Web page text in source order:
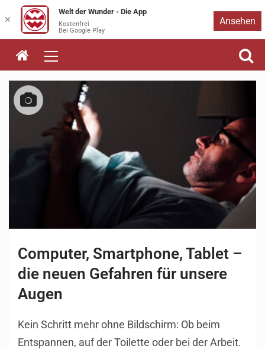
Zum
Inhalt
springen
Computer, Smartphone, Tablet –
die neuen Gefahren für unsere
Augen
Kein Schritt mehr ohne Bildschirm: Ob beim
Entspannen, auf der Toilette oder bei der Arbeit.
✕
Welt der Wunder - Die App
Kostenfrei
Bei Google Play
Ansehen